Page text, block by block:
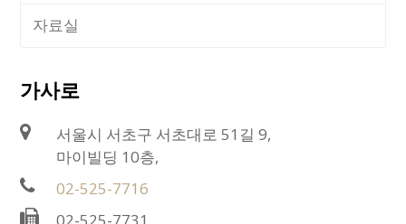
자료실
가사로
서울시 서초구 서초대로 51길 9,
마이빌딩 10층,
02-525-7716
02-525-7731